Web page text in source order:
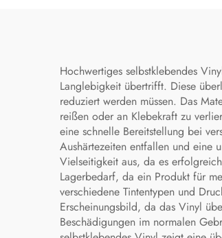
Hochwertiges selbstklebendes
Langlebigkeit übertrifft. Diese
reduziert werden müssen. Das
reißen oder an Klebekraft zu
eine schnelle Bereitstellung bei
Aushärtezeiten entfallen und eine
Vielseitigkeit aus, da es
Lagerbedarf, da ein Produkt für
verschiedene Tintentypen und
Erscheinungsbild, da das Vinyl
Beschädigungen im normalen